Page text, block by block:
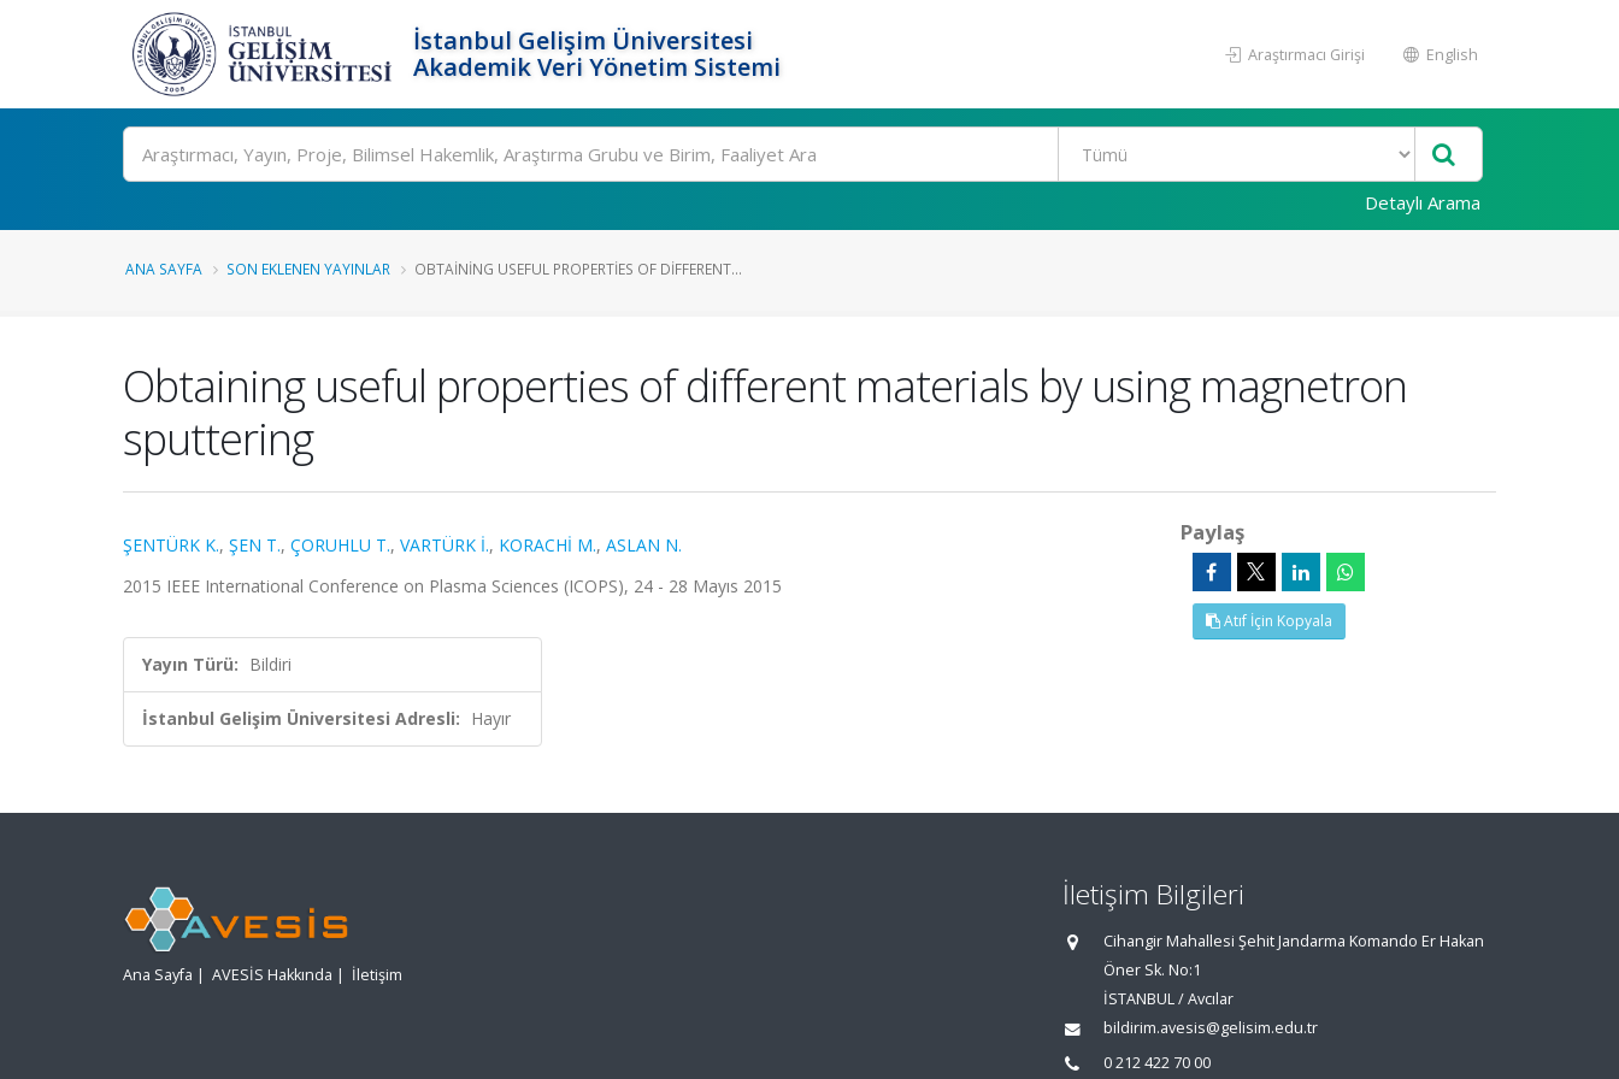
İstanbul Gelişim Üniversitesi
Akademik Veri Yönetim Sistemi
Araştırmacı Girişi English
Ara
Detaylı Arama
ANA SAYFA SON EKLENEN YAYINLAR OBTAINING USEFUL PROPERTIES OF DIFFERENT...
Obtaining useful properties of different materials by using magnetron
sputtering
ŞENTÜRK K., ŞEN T., ÇORUHLU T., VARTÜRK İ., KORACHİ M., ASLAN N.
2015 IEEE International Conference on Plasma Sciences (ICOPS), 24 - 28 Mayıs 2015
Yayın Türü: Bildiri
İstanbul Gelişim Üniversitesi Adresli: Hayır
Paylaş
Atıf İçin Kopyala
Ana Sayfa | AVESİS Hakkında | İletişim
İletişim Bilgileri
Cihangir Mahallesi Şehit Jandarma Komando Er Hakan
Öner Sk. No:1
İSTANBUL / Avcılar
bildirim.avesis@gelisim.edu.tr
0 212 422 70 00